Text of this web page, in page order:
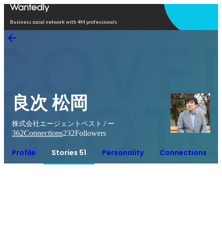
Business social network with 4M professionals
良次 松岡
株式会社エージェントベスト / ー
362Connections232Followers
Profile Stories 51 Personality Connections